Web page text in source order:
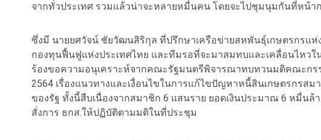
จากทั่วประเทศ รวมแล้วน่าจะหลายหมื่นคน โดยจะไปชุมนุมกันที่หน้า
ซึ่งมี นายยศวัจน์ ชัยวัฒนสิริกุล ที่ปรึกษาเครือข่ายสหพันธุ์เกษตรกรแห่
กองทุนฟื้นฟูแห่งประเทศไทย และทีมรอที่จะมาสมทบและเคลื่อนไหวใ
ร้องขอความอนุเคราะห์จากคณะรัฐมนตรีพิจารณาทบทวนมติคณะกร
2564 เรื่องแนวทางและเงื่อนไขในการแก้ไขปัญหาหนี้สินเกษตรกร
ของรัฐ ทั้งนี้สืบเนื่องจากสมาชิก 6 แสนราย ยอดเงินประมาณ 6 หมื่น
สั่งการ ธกส.ให้ปฏิบัติตามมติในที่ประชุม